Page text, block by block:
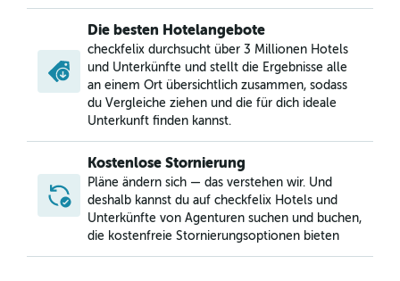
Die besten Hotelangebote
checkfelix durchsucht über 3 Millionen Hotels
und Unterkünfte und stellt die Ergebnisse alle
an einem Ort übersichtlich zusammen, sodass
du Vergleiche ziehen und die für dich ideale
Unterkunft finden kannst.
Kostenlose Stornierung
Pläne ändern sich — das verstehen wir. Und
deshalb kannst du auf checkfelix Hotels und
Unterkünfte von Agenturen suchen und buchen,
die kostenfreie Stornierungsoptionen bieten